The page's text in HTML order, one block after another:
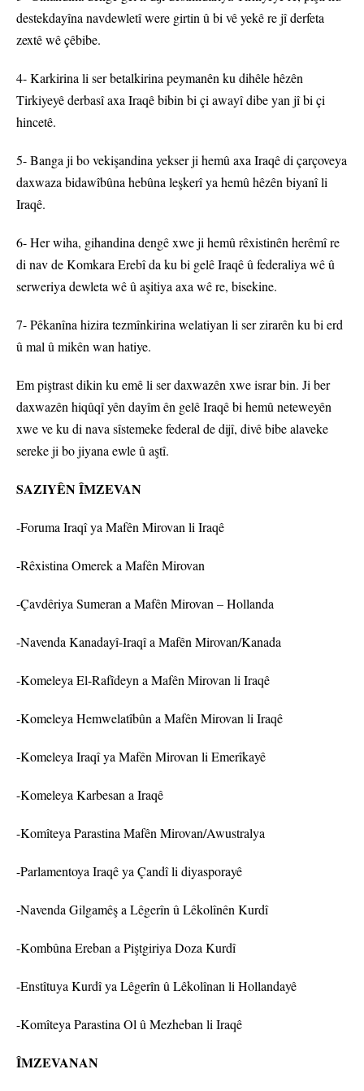
destekdayîna navdewletî were girtin û bi vê yekê re jî derfeta
zextê wê çêbibe.
4- Karkirina li ser betalkirina peymanên ku dihêle hêzên
Tirkiyeyê derbasî axa Iraqê bibin bi çi awayî dibe yan jî bi çi
hincetê.
5- Banga ji bo vekişandina yekser ji hemû axa Iraqê di çarçoveya
daxwaza bidawîbûna hebûna leşkerî ya hemû hêzên biyanî li
Iraqê.
6- Her wiha, gihandina dengê xwe ji hemû rêxistinên herêmî re
di nav de Komkara Erebî da ku bi gelê Iraqê û federaliya wê û
serweriya dewleta wê û aşitiya axa wê re, bisekine.
7- Pêkanîna hizira tezmînkirina welatiyan li ser zirarên ku bi erd
û mal û mikên wan hatiye.
Em piştrast dikin ku emê li ser daxwazên xwe israr bin. Ji ber
daxwazên hiqûqî yên dayîm ên gelê Iraqê bi hemû neteweyên
xwe ve ku di nava sîstemeke federal de dijî, divê bibe alaveke
sereke ji bo jiyana ewle û aştî.
SAZIYÊN ÎMZEVAN
-Foruma Iraqî ya Mafên Mirovan li Iraqê
-Rêxistina Omerek a Mafên Mirovan
-Çavdêriya Sumeran a Mafên Mirovan – Hollanda
-Navenda Kanadayî-Iraqî a Mafên Mirovan/Kanada
-Komeleya El-Rafîdeyn a Mafên Mirovan li Iraqê
-Komeleya Hemwelatîbûn a Mafên Mirovan li Iraqê
-Komeleya Iraqî ya Mafên Mirovan li Emerîkayê
-Komeleya Karbesan a Iraqê
-Komîteya Parastina Mafên Mirovan/Awustralya
-Parlamentoya Iraqê ya Çandî li diyasporayê
-Navenda Gilgamêş a Lêgerîn û Lêkolînên Kurdî
-Kombûna Ereban a Piştgiriya Doza Kurdî
-Enstîtuya Kurdî ya Lêgerîn û Lêkolînan li Hollandayê
-Komîteya Parastina Ol û Mezheban li Iraqê
ÎMZEVANAN